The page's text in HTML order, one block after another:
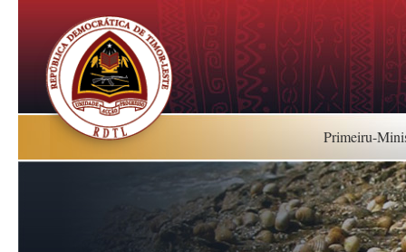
Primeiru-